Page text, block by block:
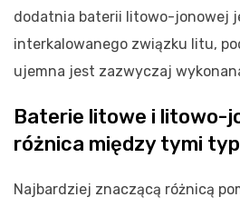
dodatnia baterii litowo-jonowej
interkalowanego związku litu,
ujemna jest zazwyczaj
Baterie litowe i litowo-
różnica między tymi
Najbardziej znaczącą różnicą